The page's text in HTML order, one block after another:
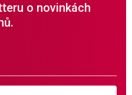
o novinkách